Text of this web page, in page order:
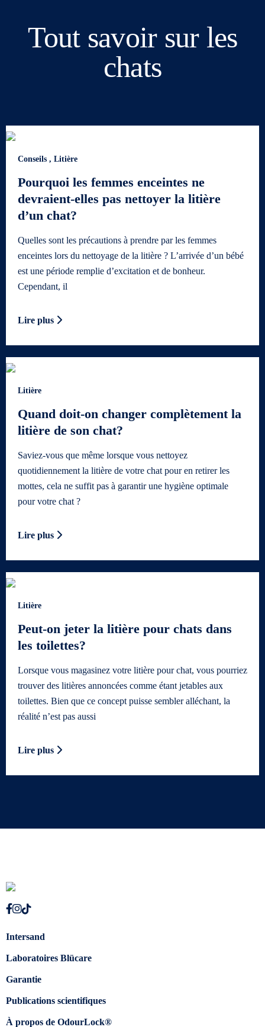
Tout savoir sur les
chats
Conseils , Litière
Pourquoi les femmes enceintes ne
devraient-elles pas nettoyer la litière
d’un chat?
Quelles sont les précautions à prendre par les femmes
enceintes lors du nettoyage de la litière ? L’arrivée d’un bébé
est une période remplie d’excitation et de bonheur.
Cependant, il
Lire plus
Litière
Quand doit-on changer complètement la
litière de son chat?
Saviez-vous que même lorsque vous nettoyez
quotidiennement la litière de votre chat pour en retirer les
mottes, cela ne suffit pas à garantir une hygiène optimale
pour votre chat ?
Lire plus
Litière
Peut-on jeter la litière pour chats dans
les toilettes?
Lorsque vous magasinez votre litière pour chat, vous pourriez
trouver des litières annoncées comme étant jetables aux
toilettes. Bien que ce concept puisse sembler alléchant, la
réalité n’est pas aussi
Lire plus
Intersand
Laboratoires Blücare
Garantie
Publications scientifiques
À propos de OdourLock®